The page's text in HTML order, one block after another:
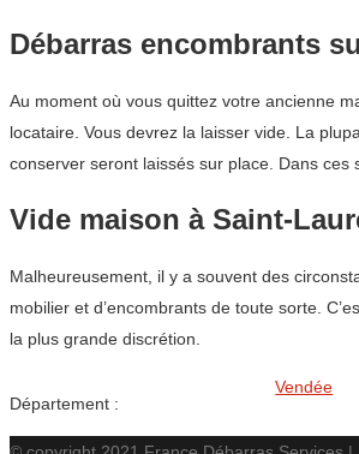
Débarras encombrants
Au moment où vous quittez votre ancienne
locataire. Vous devrez la laisser vide. La
conserver seront laissés sur place. Dans
Vide maison à Saint-
Malheureusement, il y a souvent des
mobilier et d’encombrants de toute sorte.
la plus grande discrétion.
Département :
Vendée